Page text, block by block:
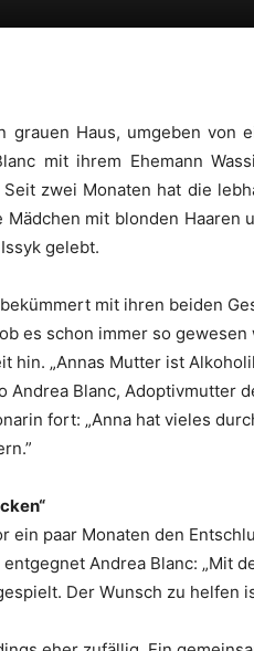
grauen Haus, umgeben von
mit ihrem Ehemann
zwei Monaten hat die
mit blonden Haaren
gelebt.
mit ihren beiden
es schon immer so
hin. „Annas Mutter ist
Andrea Blanc, Adoptivmutter
fort: „Anna hat vieles
ein paar Monaten den
Andrea Blanc: „Mit
Der Wunsch zu helfen